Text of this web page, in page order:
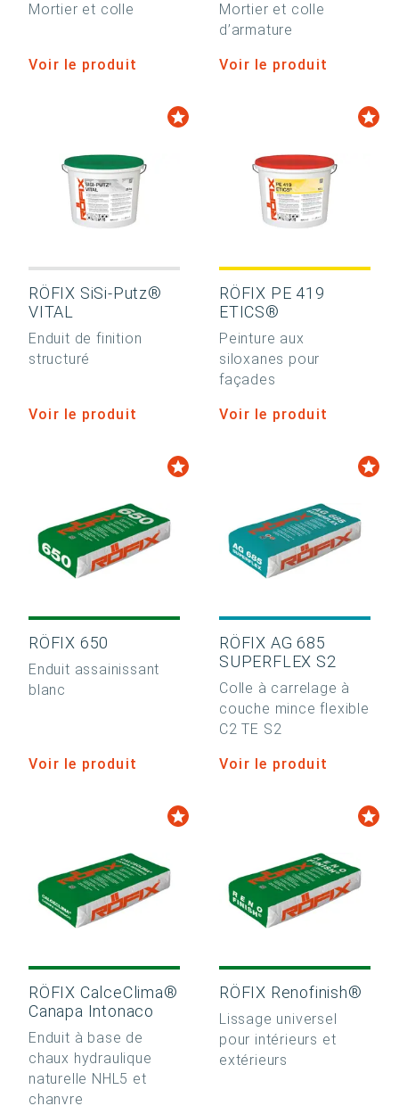
Mortier et colle
Voir le produit
Mortier et colle
d’armature
Voir le produit
RÖFIX SiSi-Putz®
VITAL
Enduit de finition
structuré
Voir le produit
RÖFIX PE 419
ETICS®
Peinture aux
siloxanes pour
façades
Voir le produit
RÖFIX 650
Enduit assainissant
blanc
Voir le produit
RÖFIX AG 685
SUPERFLEX S2
Colle à carrelage à
couche mince flexible
C2 TE S2
Voir le produit
RÖFIX CalceClima®
Canapa Intonaco
Enduit à base de
chaux hydraulique
naturelle NHL5 et
chanvre
RÖFIX Renofinish®
Lissage universel
pour intérieurs et
extérieurs